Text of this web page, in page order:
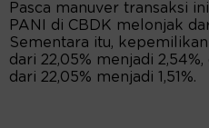
Pasca manuver transaksi
PANI di CBDK melonjak
Sementara itu,
dari 22,05% menjadi
dari 22,05% menjadi 1,51%.